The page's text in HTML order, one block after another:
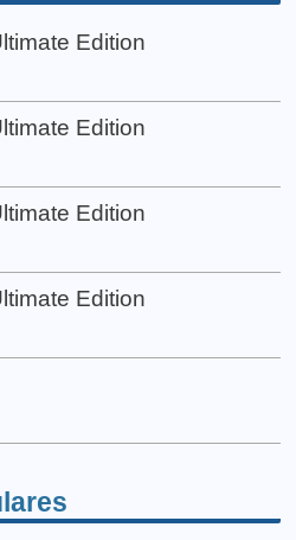
Edition
Edition
Edition
Edition